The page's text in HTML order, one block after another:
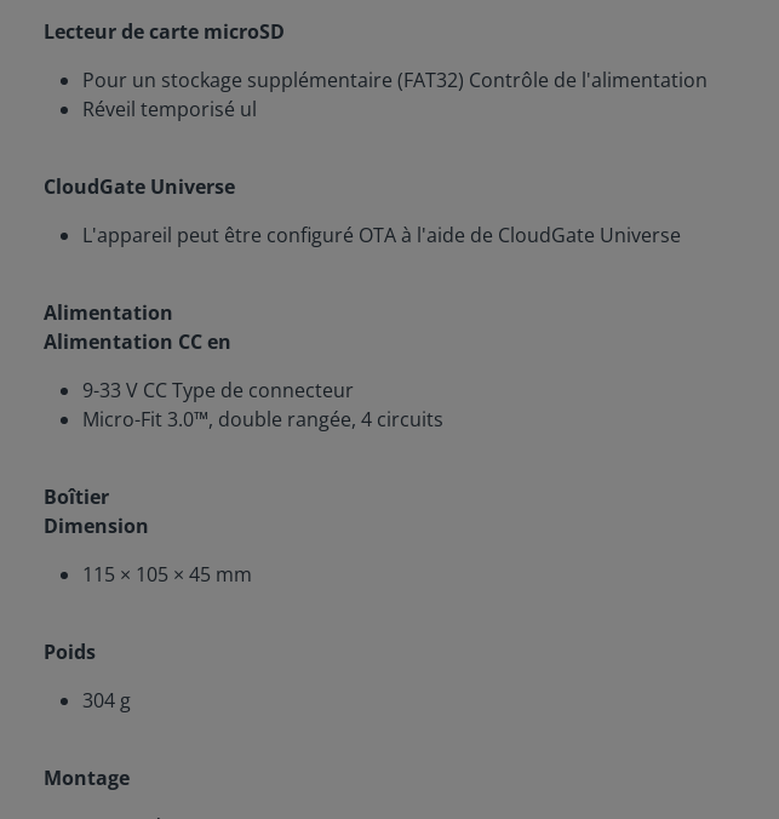
Lecteur de carte microSD
Pour un stockage supplémentaire (FAT32) Contrôle de l'alimentation
Réveil temporisé ul
CloudGate Universe
L'appareil peut être configuré OTA à l'aide de CloudGate Universe
Alimentation
Alimentation CC en
9-33 V CC Type de connecteur
Micro-Fit 3.0™, double rangée, 4 circuits
Boîtier
Dimension
115 × 105 × 45 mm
Poids
304 g
Montage